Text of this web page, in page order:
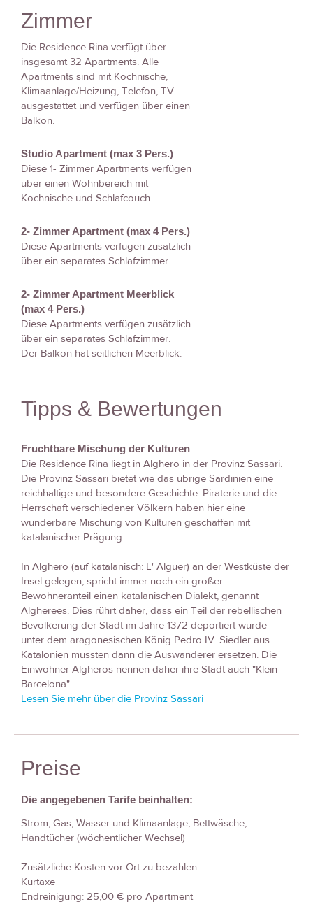
Zimmer
Die Residence Rina verfügt über
insgesamt 32 Apartments. Alle
Apartments sind mit Kochnische,
Klimaanlage/Heizung, Telefon, TV
ausgestattet und verfügen über einen
Balkon.
Studio Apartment (max 3 Pers.)
Diese 1- Zimmer Apartments verfügen
über einen Wohnbereich mit
Kochnische und Schlafcouch.
2- Zimmer Apartment (max 4 Pers.)
Diese Apartments verfügen zusätzlich
über ein separates Schlafzimmer.
2- Zimmer Apartment Meerblick
(max 4 Pers.)
Diese Apartments verfügen zusätzlich
über ein separates Schlafzimmer.
Der Balkon hat seitlichen Meerblick.
Tipps & Bewertungen
Fruchtbare Mischung der Kulturen
Die Residence Rina liegt in Alghero in der Provinz Sassari.
Die Provinz Sassari bietet wie das übrige Sardinien eine
reichhaltige und besondere Geschichte. Piraterie und die
Herrschaft verschiedener Völkern haben hier eine
wunderbare Mischung von Kulturen geschaffen mit
katalanischer Prägung.
In Alghero (auf katalanisch: L' Alguer) an der Westküste der
Insel gelegen, spricht immer noch ein großer
Bewohneranteil einen katalanischen Dialekt, genannt
Algherees. Dies rührt daher, dass ein Teil der rebellischen
Bevölkerung der Stadt im Jahre 1372 deportiert wurde
unter dem aragonesischen König Pedro IV. Siedler aus
Katalonien mussten dann die Auswanderer ersetzen. Die
Einwohner Algheros nennen daher ihre Stadt auch "Klein
Barcelona".
Lesen Sie mehr über die Provinz Sassari
Preise
Die angegebenen Tarife beinhalten:
Strom, Gas, Wasser und Klimaanlage, Bettwäsche,
Handtücher (wöchentlicher Wechsel)
Zusätzliche Kosten vor Ort zu bezahlen:
Kurtaxe
Endreinigung: 25,00 € pro Apartment